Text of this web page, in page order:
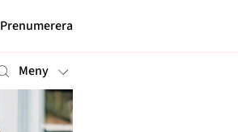
Prenumerera
Meny